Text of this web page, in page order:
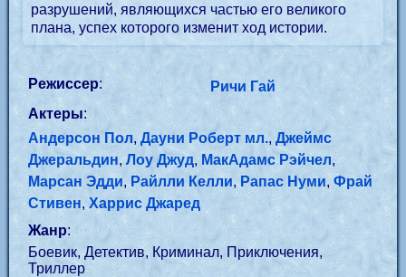
разрушений, являющихся частью его великого
плана, успех которого изменит ход истории.
Режиссер:
Ричи Гай
Актеры:
Андерсон Пол, Дауни Роберт мл.,Джеймс
Джеральдин,Лоу Джуд,МакАдамс Рэйчел,
Марсан Эдди,Райлли Келли, Рапас Нуми,Фрай
Стивен, Харрис Джаред
Жанр:
Боевик, Детектив, Криминал, Приключения,
Триллер